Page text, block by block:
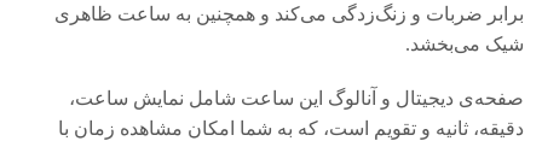
برابر ضربات و زنگ‌زدگی می‌کند و همچنین به ساعت ظاهری
شیک می‌بخشد.
صفحه‌ی دیجیتال و آنالوگ این ساعت شامل نمایش ساعت،
دقیقه، ثانیه و تقویم است، که به شما امکان مشاهده زمان با